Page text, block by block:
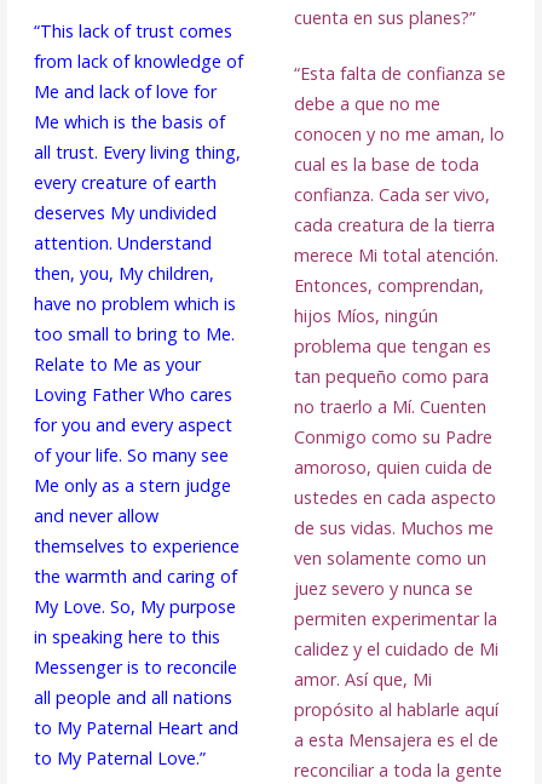
“This lack of trust comes
from lack of knowledge of
Me and lack of love for
Me which is the basis of
all trust. Every living thing,
every creature of earth
deserves My undivided
attention. Understand
then, you, My children,
have no problem which is
too small to bring to Me.
Relate to Me as your
Loving Father Who cares
for you and every aspect
of your life. So many see
Me only as a stern judge
and never allow
themselves to experience
the warmth and caring of
My Love. So, My purpose
in speaking here to this
Messenger is to reconcile
all people and all nations
to My Paternal Heart and
to My Paternal Love.”
cuenta en sus planes?”
“Esta falta de confianza se
debe a que no me
conocen y no me aman, lo
cual es la base de toda
confianza. Cada ser vivo,
cada creatura de la tierra
merece Mi total atención.
Entonces, comprendan,
hijos Míos, ningún
problema que tengan es
tan pequeño como para
no traerlo a Mí. Cuenten
Conmigo como su Padre
amoroso, quien cuida de
ustedes en cada aspecto
de sus vidas. Muchos me
ven solamente como un
juez severo y nunca se
permiten experimentar la
calidez y el cuidado de Mi
amor. Así que, Mi
propósito al hablarle aquí
a esta Mensajera es el de
reconciliar a toda la gente